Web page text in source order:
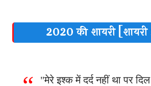
2020 की शायरी
"मेरे इश्क में दर्द नहीं था पर दिल